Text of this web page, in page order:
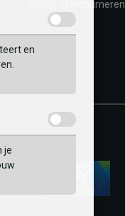
Ruilen of retourneren
en
je